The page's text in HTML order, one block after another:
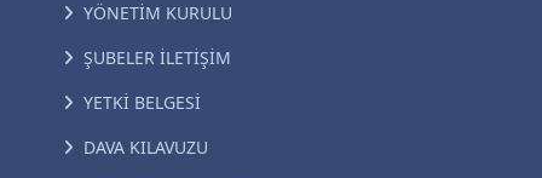
YÖNETİM KURULU
ŞUBELER İLETİŞİM
YETKİ BELGESİ
DAVA KILAVUZU